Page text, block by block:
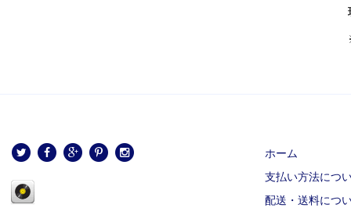
ホーム
支払い方法につ
配送・送料につ